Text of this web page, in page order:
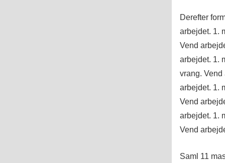
Derefter
arbejdet. 1.
Vend
arbejdet. 1.
vrang. Vend
arbejdet. 1.
Vend
arbejdet. 1.
Vend
Saml 11